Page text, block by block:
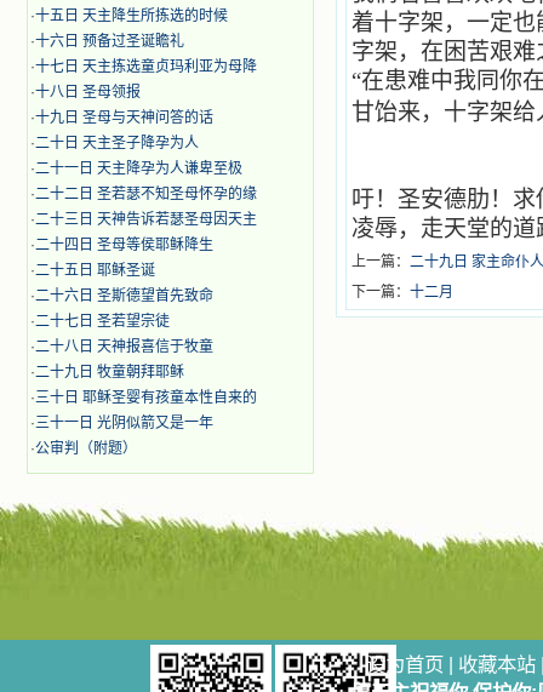
·十五日 天主降生所拣选的时候
·十六日 预备过圣诞瞻礼
·十七日 天主拣选童贞玛利亚为母降
·十八日 圣母领报
·十九日 圣母与天神问答的话
·二十日 天主圣子降孕为人
·二十一日 天主降孕为人谦卑至极
·二十二日 圣若瑟不知圣母怀孕的缘
·二十三日 天神告诉若瑟圣母因天主
·二十四日 圣母等侯耶稣降生
·二十五日 耶稣圣诞
·二十六日 圣斯德望首先致命
·二十七日 圣若望宗徒
·二十八日 天神报喜信于牧童
·二十九日 牧童朝拜耶稣
·三十日 耶稣圣婴有孩童本性自来的
·三十一日 光阴似箭又是一年
·公审判（附题）
着十字架，一定
字架，在困苦艰
“在患难中我同你
甘饴来，十字架给
吁！圣安德肋！
凌辱，走天堂的道
上一篇： 二十九日 家主命仆
下一篇： 十二月
设为首页 | 收藏本站